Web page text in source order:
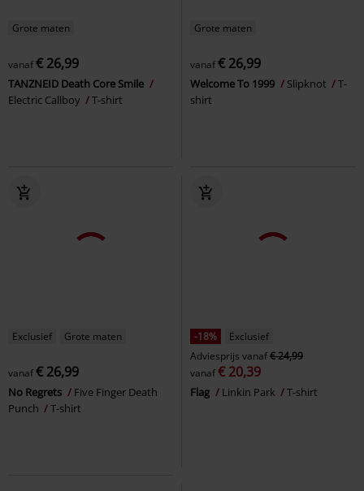
Grote maten
vanaf€ 26,99
TANZNEID Death Core Smile
Electric Callboy
T-shirt
Grote maten
vanaf€ 26,99
Welcome To 1999 Slipknot
T-
shirt
Exclusief Grote maten
vanaf€ 26,99
No Regrets
Five Finger Death
Punch
T-shirt
-18%
Exclusief
Adviesprijs vanaf€ 24,99
vanaf€ 20,39
Flag Linkin Park T-shirt